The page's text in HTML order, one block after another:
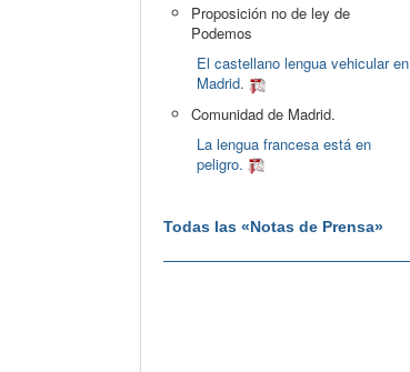
Proposición no de ley de
Podemos
El castellano lengua vehicular en
Madrid.
Comunidad de Madrid.
La lengua francesa está en
peligro.
Todas las «Notas de Prensa»